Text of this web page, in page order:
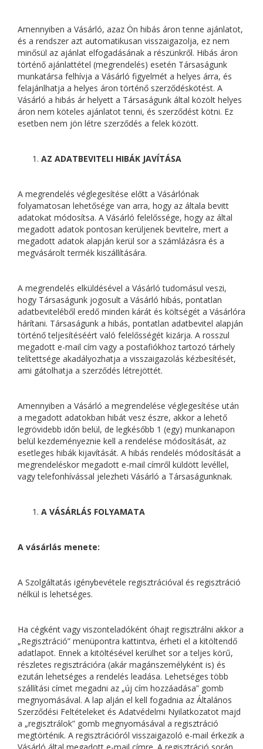
Amennyiben a Vásárló, azaz Ön hibás áron tenne ajánlatot,
és a rendszer azt automatikusan visszaigazolja, ez nem
minősül az ajánlat elfogadásának a részünkről. Hibás áron
történő ajánlattétel (megrendelés) esetén Társaságunk
munkatársa felhívja a Vásárló figyelmét a helyes árra, és
felajánlhatja a helyes áron történő szerződéskötést. A
Vásárló a hibás ár helyett a Társaságunk által közölt helyes
áron nem köteles ajánlatot tenni, és szerződést kötni. Ez
esetben nem jön létre szerződés a felek között.
AZ ADATBEVITELI HIBÁK JAVÍTÁSA
A megrendelés véglegesítése előtt a Vásárlónak
folyamatosan lehetősége van arra, hogy az általa bevitt
adatokat módosítsa. A Vásárló felelőssége, hogy az által
megadott adatok pontosan kerüljenek bevitelre, mert a
megadott adatok alapján kerül sor a számlázásra és a
megvásárolt termék kiszállítására.
A megrendelés elküldésével a Vásárló tudomásul veszi,
hogy Társaságunk jogosult a Vásárló hibás, pontatlan
adatbeviteléből eredő minden kárát és költségét a Vásárlóra
hárítani. Társaságunk a hibás, pontatlan adatbevitel alapján
történő teljesítéséért való felelősségét kizárja. A rosszul
megadott e-mail cím vagy a postafiókhoz tartozó tárhely
telítettsége akadályozhatja a visszaigazolás kézbesítését,
ami gátolhatja a szerződés létrejöttét.
Amennyiben a Vásárló a megrendelése véglegesítése után
a megadott adatokban hibát vesz észre, akkor a lehető
legrövidebb időn belül, de legkésőbb 1 (egy) munkanapon
belül kezdeményeznie kell a rendelése módosítását, az
esetleges hibák kijavítását. A hibás rendelés módosítását a
megrendeléskor megadott e-mail címről küldött levéllel,
vagy telefonhívással jelezheti Vásárló a Társaságunknak.
A VÁSÁRLÁS FOLYAMATA
A vásárlás menete:
A Szolgáltatás igénybevétele regisztrációval és regisztráció
nélkül is lehetséges.
Ha cégként vagy viszonteladóként óhajt regisztrálni akkor a
„Regisztráció” menüpontra kattintva, érheti el a kitöltendő
adatlapot. Ennek a kitöltésével kerülhet sor a teljes körű,
részletes regisztrációra (akár magánszemélyként is) és
ezután lehetséges a rendelés leadása. Lehetséges több
szállítási címet megadni az „új cím hozzáadása” gomb
megnyomásával. A lap alján el kell fogadnia az Általános
Szerződési Feltételeket és Adatvédelmi Nyilatkozatot majd
a „regisztrálok” gomb megnyomásával a regisztráció
megtörténik. A regisztrációról visszaigazoló e-mail érkezik a